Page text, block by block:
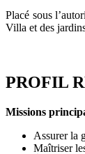
Placé sous
Villa et des
PROFIL
Missions
Assurer la
Maîtriser